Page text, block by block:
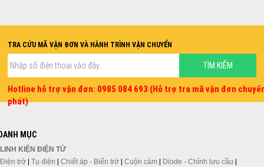
TRA CỨU MÃ VẬN ĐƠN VÀ HÀNH TRÌNH VẬN CHUYỂN
Hotline hỗ trợ vận đơn: 0985 084 693 (Hỗ trợ tra mã vận đơn
phát)
MỤC
LINH KIỆN ĐIỆN TỬ
Điện trở | Tụ điện | Chiết áp - Biến trở | Cuộn cảm | Diode - Chỉnh lưu cầu |